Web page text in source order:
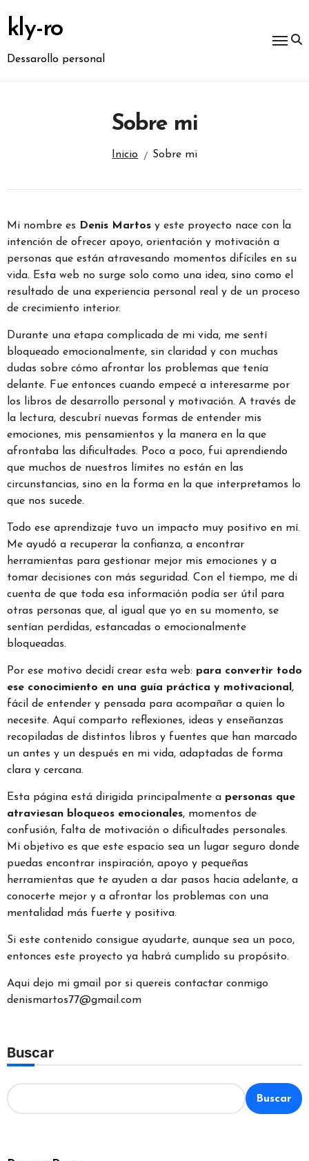
contenido
kly-ro
Dessarollo personal
Sobre mi
Inicio Sobre mi
Mi nombre es Denis Martosy este proyecto nace con la
intención de ofrecer apoyo, orientación y motivación a
personas que están atravesando momentos difíciles en su
vida. Esta web no surge solo como una idea, sino como el
resultado de una experiencia personal real y de un proceso
de crecimiento interior.
Durante una etapa complicada de mi vida, me sentí
bloqueado emocionalmente, sin claridad y con muchas
dudas sobre cómo afrontar los problemas que tenía
delante. Fue entonces cuando empecé a interesarme por
los libros de desarrollo personal y motivación. A través de
la lectura, descubrí nuevas formas de entender mis
emociones, mis pensamientos y la manera en la que
afrontaba las dificultades. Poco a poco, fui aprendiendo
que muchos de nuestros límites no están en las
circunstancias, sino en la forma en la que interpretamos lo
que nos sucede.
Todo ese aprendizaje tuvo un impacto muy positivo en mí.
Me ayudó a recuperar la confianza, a encontrar
herramientas para gestionar mejor mis emociones y a
tomar decisiones con más seguridad. Con el tiempo, me di
cuenta de que toda esa información podía ser útil para
otras personas que, al igual que yo en su momento, se
sentían perdidas, estancadas o emocionalmente
bloqueadas.
Por ese motivo decidí crear esta web: para convertir todo
ese conocimiento en una guía práctica y motivacional,
fácil de entender y pensada para acompañar a quien lo
necesite. Aquí comparto reflexiones, ideas y enseñanzas
recopiladas de distintos libros y fuentes que han marcado
un antes y un después en mi vida, adaptadas de forma
clara y cercana.
Esta página está dirigida principalmente a personas que
atraviesan bloqueos emocionales, momentos de
confusión, falta de motivación o dificultades personales.
Mi objetivo es que este espacio sea un lugar seguro donde
puedas encontrar inspiración, apoyo y pequeñas
herramientas que te ayuden a dar pasos hacia adelante, a
conocerte mejor y a afrontar los problemas con una
mentalidad más fuerte y positiva.
Si este contenido consigue ayudarte, aunque sea un poco,
entonces este proyecto ya habrá cumplido su propósito.
Aqui dejo mi gmail por si quereis contactar conmigo
denismartos77@gmail.com
Buscar
Buscar